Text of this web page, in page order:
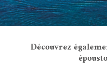
Découvrez